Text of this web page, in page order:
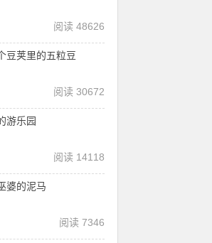
阅读 48626
豆荚里的五粒豆
阅读 30672
游乐园
阅读 14118
婆的泥马
阅读 7346